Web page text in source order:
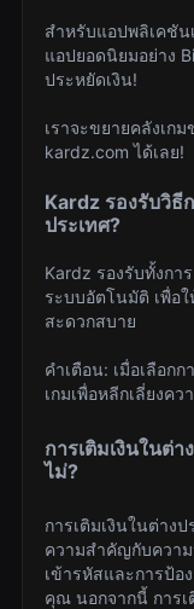
สำหรับแอปพลิเคชัน
แอปยอดนิยมอย่าง
ประหยัดเงิน!
เราจะขยายคลังเก
kardz.com ได้เลย!
Kardz รองรับวิธี
ประเทศ?
Kardz รองรับทั้งกา
ระบบอัตโนมัติ เพื่อ
สะดวกสบาย
คำเตือน: เมื่อเลือก
เกมเพื่อหลีกเลี่ยงค
การเติมเงินในต่
ไม่?
การเติมเงินในต่าง
ความสำคัญกับควา
เข้ารหัสและการป้
คุณ นอกจากนี้ การเ